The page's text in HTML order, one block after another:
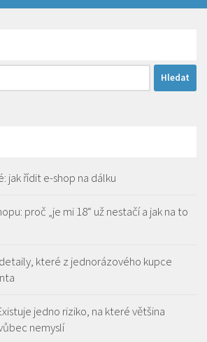
jak řídit e-shop na dálku
proč „je mi 18“ už nestačí a jak na to
které z jednorázového kupce
jedno riziko, na které většina
nemyslí